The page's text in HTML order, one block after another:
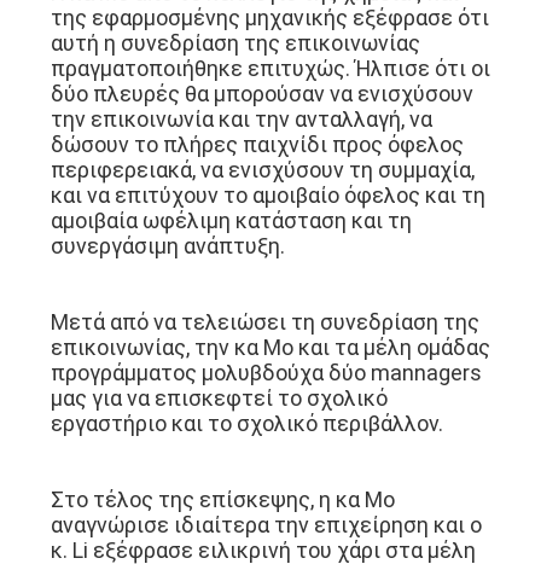
της εφαρμοσμένης μηχανικής εξέφρασε ότι
αυτή η συνεδρίαση της επικοινωνίας
πραγματοποιήθηκε επιτυχώς. Ήλπισε ότι οι
δύο πλευρές θα μπορούσαν να ενισχύσουν
την επικοινωνία και την ανταλλαγή, να
δώσουν το πλήρες παιχνίδι προς όφελος
περιφερειακά, να ενισχύσουν τη συμμαχία,
και να επιτύχουν το αμοιβαίο όφελος και τη
αμοιβαία ωφέλιμη κατάσταση και τη
συνεργάσιμη ανάπτυξη.